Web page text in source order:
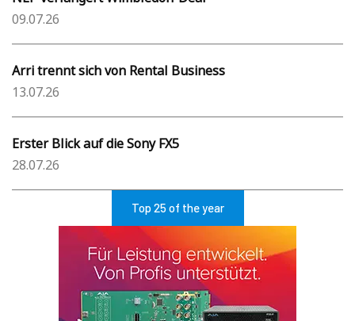
09.07.26
Arri trennt sich von Rental Business
13.07.26
Erster Blick auf die Sony FX5
28.07.26
Top 25 of the year